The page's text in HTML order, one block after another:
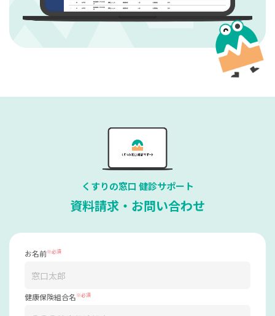
くすりの窓口 健診サポート
資料請求・お問い合わせ
お名前※必須
健康保険組合名※必須